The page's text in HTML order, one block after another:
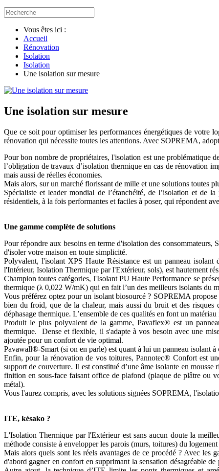
Vous êtes ici :
Accueil
Rénovation
Isolation
Isolation
Une isolation sur mesure
Une isolation sur mesure
Que ce soit pour optimiser les performances énergétiques de votre
rénovation qui nécessite toutes les attentions. Avec SOPREMA,
Pour bon nombre de propriétaires, l'isolation est une problématique
l’obligation de travaux d’isolation thermique en cas de rénovation
mais aussi de réelles économies.
Mais alors, sur un marché florissant de mille et une solutions toutes
Spécialiste et leader mondial de l’étanchéité, de l’isolation et de
résidentiels, à la fois performantes et faciles à poser, qui répondent
Une gamme complète de solutions
Pour répondre aux besoins en terme d'isolation des
d'isoler votre maison en toute simplicité.
Polyvalent, l'isolant XPS Haute Résistance est un panneau
l'Intérieur, Isolation Thermique par l'Extérieur, sols), est hautement
Champion toutes catégories, l'Isolant PU Haute Performance se
thermique (λ 0,022 W/mK) qui en fait l’un des meilleurs isolants du
Vous préférez optez pour un isolant biosourcé ? SOPREMA
bien du froid, que de la chaleur, mais aussi du bruit et des
déphasage thermique. L’ensemble de ces qualités en font un
Produit le plus polyvalent de la gamme, Pavaflex® est un
thermique. Dense et flexible, il s'adapte à vos besoin avec une
ajoutée pour un confort de vie optimal.
Pavawall®-Smart (si on en parle) est quant à lui un panneau isolant
Enfin, pour la rénovation de vos toitures, Pannotec® Confort est
support de couverture. Il est constitué d’une âme isolante en
finition en sous-face faisant office de plafond (plaque de plâtre ou
métal).
Vous l'aurez compris, avec les solutions signées SOPREMA,
ITE, késako ?
L'Isolation Thermique par l'Extérieur est sans aucun doute la
méthode consiste à envelopper les parois (murs, toitures) du
Mais alors quels sont les réels avantages de ce procédé ? Avec les
d'abord gagner en confort en supprimant la sensation désagréable